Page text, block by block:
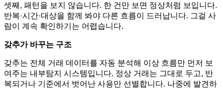
셋째, 패턴을 보지 않습니다. 한 건만 보면 정상처럼 보입니다.
반복·시간·대상을 함께 봐야 다른 흐름이 드러납니다. 그걸 사
람이 계속 확인하기는 어렵습니다.
갖추가 바꾸는 구조
갖추는 전체 거래 데이터를 자동 분석해 이상 흐름만 먼저 보
여주는 내부탐지 시스템입니다. 정상 거래는 그대로 두고, 반
복되거나 기준에서 벗어난 사용만 선별합니다. 나중에 발견하